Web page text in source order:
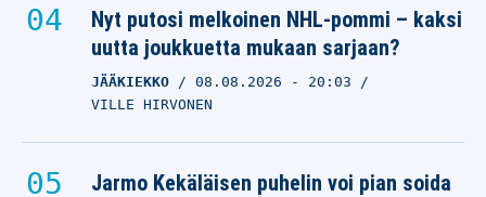
Nyt putosi melkoinen NHL-pommi – kaksi
uutta joukkuetta mukaan sarjaan?
JÄÄKIEKKO 08.08.2026 - 20:03
VILLE HIRVONEN
Jarmo Kekäläisen puhelin voi pian soida